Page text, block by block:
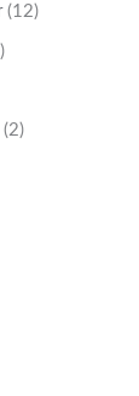
(12)
(2)